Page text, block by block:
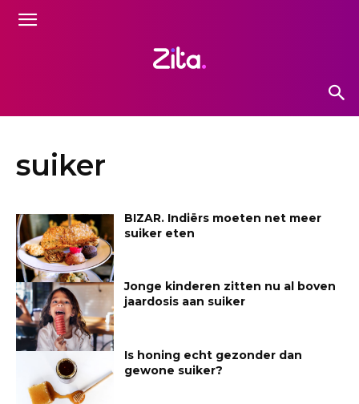
suiker
BIZAR. Indiërs moeten net meer
suiker eten
Jonge kinderen zitten nu al boven
jaardosis aan suiker
Is honing echt gezonder dan
gewone suiker?